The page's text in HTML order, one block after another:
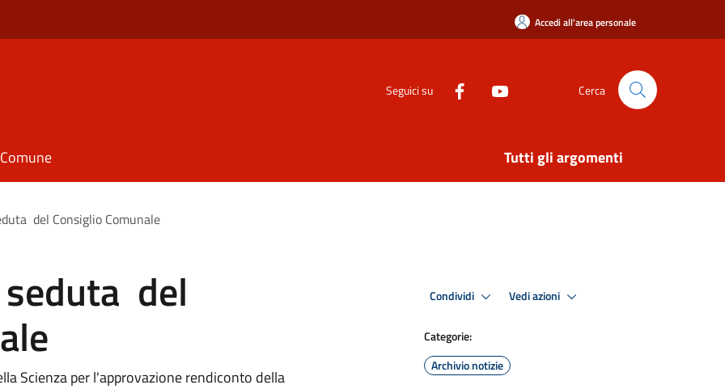
Accedi all'area personale
Seguici su Cerca
Tutti gli argomenti
del Consiglio Comunale
del
Scienza per l'approvazione rendiconto della
Condividi Vedi azioni
Categorie:
Archivio notizie